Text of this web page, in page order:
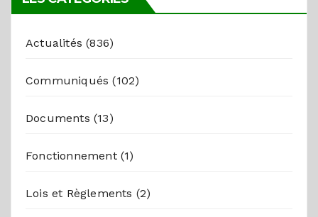
Actualités (836)
Communiqués (102)
Documents (13)
Fonctionnement(1)
Lois et Règlements (2)